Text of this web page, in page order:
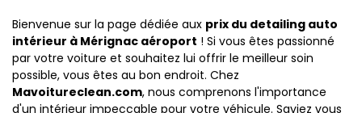
Bienvenue sur la page dédiée aux prix du detailing auto
intérieur à Mérignac aéroport ! Si vous êtes passionné
par votre voiture et souhaitez lui offrir le meilleur soin
possible, vous êtes au bon endroit. Chez
Mavoitureclean.com, nous comprenons l'importance
d'un intérieur impeccable pour votre véhicule. Saviez vous